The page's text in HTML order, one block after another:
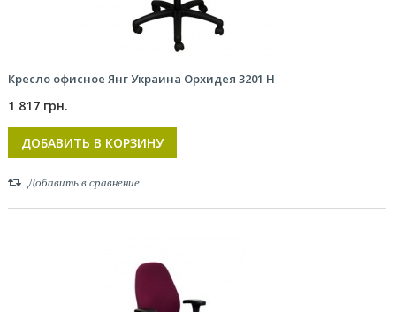
Кресло офисное Янг Украина Орхидея 3201 Н
1 817 грн.
ДОБАВИТЬ В КОРЗИНУ
Добавить в сравнение